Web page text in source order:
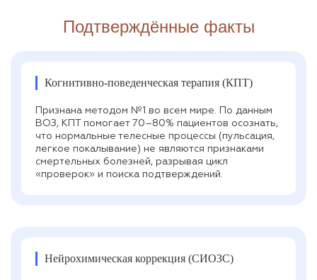
Подтверждённые факты
Когнитивно-поведенческая терапия (КПТ)
Признана методом №1 во всем мире. По данным
ВОЗ, КПТ помогает 70–80% пациентов осознать,
что нормальные телесные процессы (пульсация,
легкое покалывание) не являются признаками
смертельных болезней, разрывая цикл
«проверок» и поиска подтверждений.
Нейрохимическая коррекция (СИОЗС)